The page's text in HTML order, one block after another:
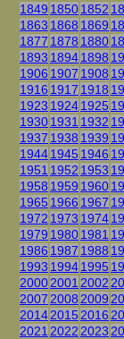
1849 18501852
1863 1868 1869
1877 1878 1880
1893 18941898
1906 1907 1908
1916 1917 1918
1923 19241925
19301931 1932
1937 1938 1939
19441945 1946
1951 1952 1953
1958 1959 1960
1965 1966 1967
1972 1973 1974
1979 19801981
1986 1987 1988
1993 19941995
20002001 2002
2007 2008 2009
20142015 2016
2021 2022 2023